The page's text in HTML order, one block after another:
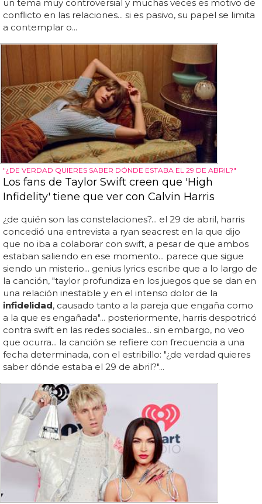
un tema muy controversial y muchas veces es motivo de
conflicto en las relaciones... si es pasivo, su papel se limita
a contemplar o...
"¿DE VERDAD QUIERES SABER DÓNDE ESTABA EL 29 DE ABRIL?"
Los fans de Taylor Swift creen que 'High
Infidelity' tiene que ver con Calvin Harris
¿de quién son las constelaciones?... el 29 de abril, harris
concedió una entrevista a ryan seacrest en la que dijo
que no iba a colaborar con swift, a pesar de que ambos
estaban saliendo en ese momento... parece que sigue
siendo un misterio... genius lyrics escribe que a lo largo de
la canción, "taylor profundiza en los juegos que se dan en
una relación inestable y en el intenso dolor de la
infidelidad, causado tanto a la pareja que engaña como
a la que es engañada"... posteriormente, harris despotricó
contra swift en las redes sociales... sin embargo, no veo
que ocurra... la canción se refiere con frecuencia a una
fecha determinada, con el estribillo: "¿de verdad quieres
saber dónde estaba el 29 de abril?"...